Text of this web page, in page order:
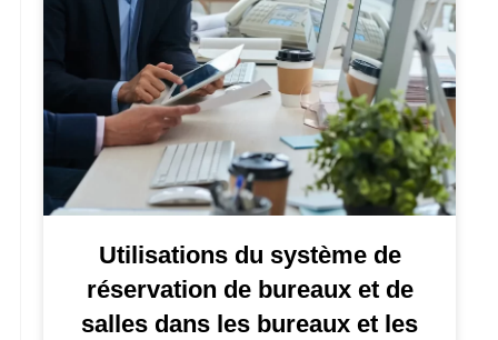
Utilisations du système de
réservation de bureaux et de
salles dans les bureaux et les